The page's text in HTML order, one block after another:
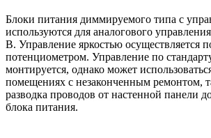
Блоки питания диммируемого типа с
используются для аналогового
В. Управление яркостью осуществляется
потенциометром. Управление по
монтируется, однако может
помещениях с незаконченным ремонтом,
разводка проводов от настенной панели
блока питания.